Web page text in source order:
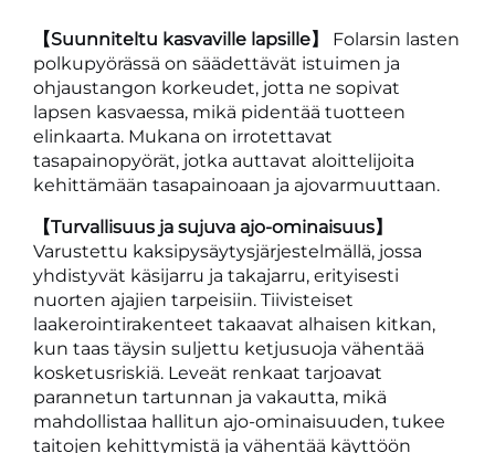
【Suunniteltu kasvaville lapsille】 Folarsin lasten
polkupyörässä on säädettävät istuimen ja
ohjaustangon korkeudet, jotta ne sopivat
lapsen kasvaessa, mikä pidentää tuotteen
elinkaarta. Mukana on irrotettavat
tasapainopyörät, jotka auttavat aloittelijoita
kehittämään tasapainoaan ja ajovarmuuttaan.
【Turvallisuus ja sujuva ajo-ominaisuus】
Varustettu kaksipysäytysjärjestelmällä, jossa
yhdistyvät käsijarru ja takajarru, erityisesti
nuorten ajajien tarpeisiin. Tiivisteiset
laakerointirakenteet takaavat alhaisen kitkan,
kun taas täysin suljettu ketjusuoja vähentää
kosketusriskiä. Leveät renkaat tarjoavat
parannetun tartunnan ja vakautta, mikä
mahdollistaa hallitun ajo-ominaisuuden, tukee
taitojen kehittymistä ja vähentää käyttöön